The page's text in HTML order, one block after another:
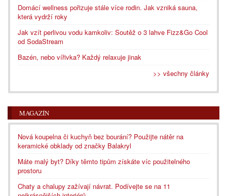
Domácí wellness pořizuje stále více rodin. Jak vzniká sauna,
která vydrží roky
Jak vzít perlivou vodu kamkoliv: Soutěž o 3 lahve Fizz&Go Cool
od SodaStream
Bazén, nebo vířivka? Každý relaxuje jinak
>> všechny články
MAGAZÍN
Nová koupelna či kuchyň bez bourání? Použijte nátěr na
keramické obklady od značky Balakryl
Máte malý byt? Díky těmto tipům získáte víc použitelného
prostoru
Chaty a chalupy zažívají návrat. Podívejte se na 11